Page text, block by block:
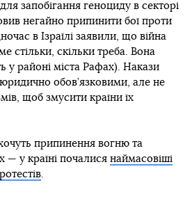
для запобігання геноциду в секторі
негайно припинити бої проти
в Ізраїлі заявили, що війна
стільки, скільки треба. Вона
у районі міста Рафах). Накази
обов’язковими, але не
щоб змусити країни їх
припинення вогню та
— у країні почалися наймасовіші
.